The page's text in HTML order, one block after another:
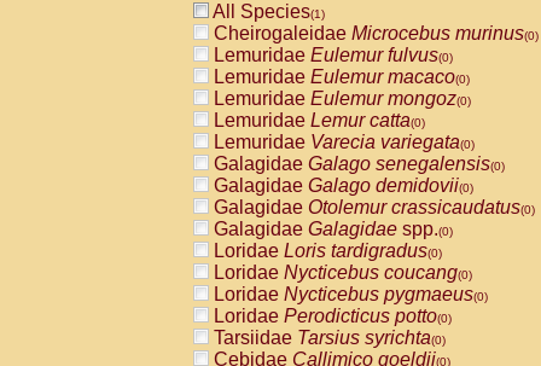
All Species(1)
Cheirogaleidae Microcebus murinus(0)
Lemuridae Eulemur fulvus(0)
Lemuridae Eulemur macaco(0)
Lemuridae Eulemur mongoz(0)
Lemuridae Lemur catta(0)
Lemuridae Varecia variegata(0)
Galagidae Galago senegalensis(0)
Galagidae Galago demidovii(0)
Galagidae Otolemur crassicaudatus(0)
Galagidae Galagidae spp.(0)
Loridae Loris tardigradus(0)
Loridae Nycticebus coucang(0)
Loridae Nycticebus pygmaeus(0)
Loridae Perodicticus potto(0)
Tarsiidae Tarsius syrichta(0)
Cebidae Callimico goeldii(0)